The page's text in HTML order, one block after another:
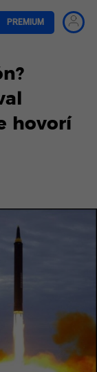
PREMIUM
hovorí